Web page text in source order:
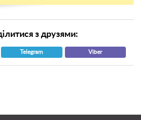
з друзями:
Telegram Viber